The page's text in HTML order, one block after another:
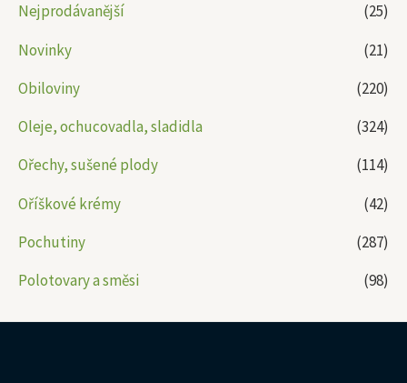
Nejprodávanější
(25)
Novinky
(21)
Obiloviny
(220)
Oleje, ochucovadla, sladidla
(324)
Ořechy, sušené plody
(114)
Oříškové krémy
(42)
Pochutiny
(287)
Polotovary a směsi
(98)